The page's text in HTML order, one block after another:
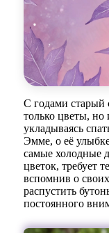
С годами старый
только цветы, но
укладываясь
Эмме, о её
самые холодные
цветок, требует
вспомнив о
распустить
постоянного